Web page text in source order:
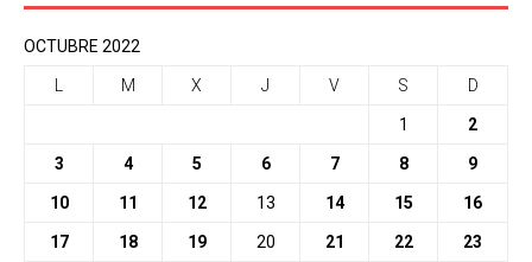
OCTUBRE 2022
M X J V S D
1 2
3 4 5 6 7 8 9
10 11 12 13 14 15 16
17 18 19 20 21 22 23